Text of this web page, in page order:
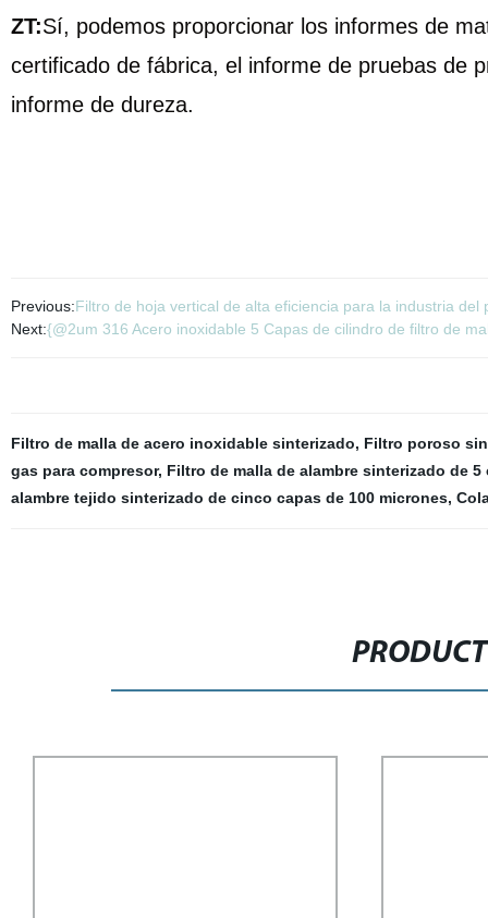
ZT:Sí, podemos proporcionar los informes de
certificado de fábrica, el informe de pruebas de
informe de dureza.
Previous:Filtro de hoja vertical de alta eficiencia para la industria del
Next:{@2um 316 Acero inoxidable 5 Capas de cilindro de filtro de
Filtro de malla de acero inoxidable sinterizado, Filtro poroso
gas para compresor, Filtro de malla de alambre sinterizado de 5
alambre tejido sinterizado de cinco capas de 100 micrones,